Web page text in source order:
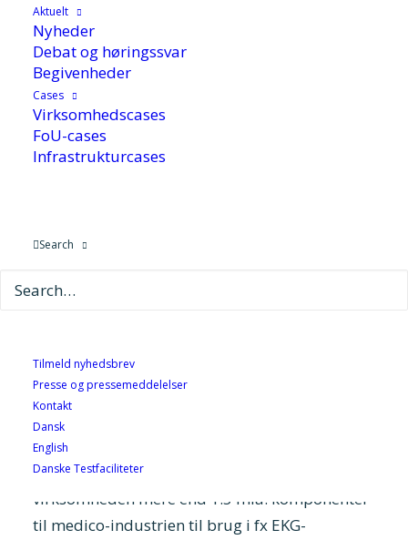
Aktuelt
Nyheder
Debat og høringssvar
Begivenheder
Cases
Virksomhedscases
FoU-cases
Infrastrukturcases
Search
Tilmeld nyhedsbrev
Presse og pressemeddelelser
Kontakt
Dansk
English
Danske Testfaciliteter
24. maj 2018
forskningssamarbejde. Resultatet er, at
virksomheden kan øge sin produktion af
informationschef i GTS-foreningen
AH Metal Solutions
eksperter inden for optræk og formning af
ultratynde metalplader. Hvert år producerer
virksomheden mere end 1.5 mia. komponenter
til medico-industrien til brug i fx EKG-